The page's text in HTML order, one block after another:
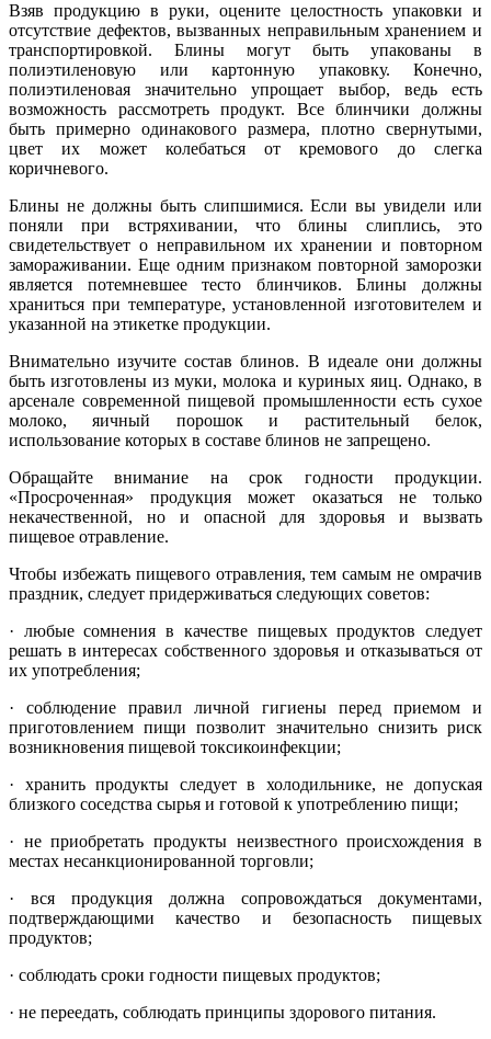
Взяв продукцию в руки, оцените целостность упаковки и
отсутствие дефектов, вызванных неправильным хранением и
транспортировкой. Блины могут быть упакованы в
полиэтиленовую или картонную упаковку. Конечно,
полиэтиленовая значительно упрощает выбор, ведь есть
возможность рассмотреть продукт. Все блинчики должны
быть примерно одинакового размера, плотно свернутыми,
цвет их может колебаться от кремового до слегка
коричневого.
Блины не должны быть слипшимися. Если вы увидели или
поняли при встряхивании, что блины слиплись, это
свидетельствует о неправильном их хранении и повторном
замораживании. Еще одним признаком повторной заморозки
является потемневшее тесто блинчиков. Блины должны
храниться при температуре, установленной изготовителем и
указанной на этикетке продукции.
Внимательно изучите состав блинов. В идеале они должны
быть изготовлены из муки, молока и куриных яиц. Однако, в
арсенале современной пищевой промышленности есть сухое
молоко, яичный порошок и растительный белок,
использование которых в составе блинов не запрещено.
Обращайте внимание на срок годности продукции.
«Просроченная» продукция может оказаться не только
некачественной, но и опасной для здоровья и вызвать
пищевое отравление.
Чтобы избежать пищевого отравления, тем самым не омрачив
праздник, следует придерживаться следующих советов:
· любые сомнения в качестве пищевых продуктов следует
решать в интересах собственного здоровья и отказываться от
их употребления;
· соблюдение правил личной гигиены перед приемом и
приготовлением пищи позволит значительно снизить риск
возникновения пищевой токсикоинфекции;
· хранить продукты следует в холодильнике, не допуская
близкого соседства сырья и готовой к употреблению пищи;
· не приобретать продукты неизвестного происхождения в
местах несанкционированной торговли;
· вся продукция должна сопровождаться документами,
подтверждающими качество и безопасность пищевых
продуктов;
· соблюдать сроки годности пищевых продуктов;
· не переедать, соблюдать принципы здорового питания.